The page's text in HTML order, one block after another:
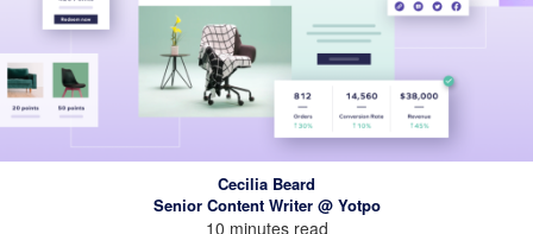
Cecilia Beard
Senior Content Writer @ Yotpo
10 minutes read